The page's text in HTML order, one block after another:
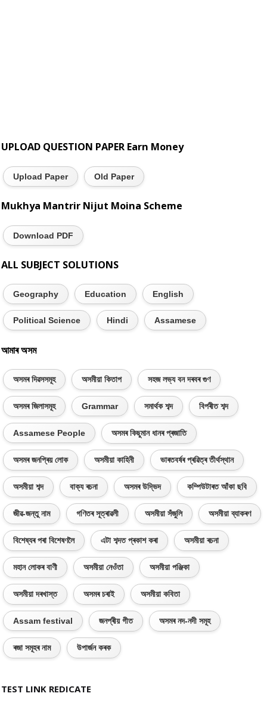
UPLOAD QUESTION PAPER Earn Money
Upload Paper Old Paper
Mukhya Mantrir Nijut Moina Scheme
Download PDF
ALL SUBJECT SOLUTIONS
Geography Education English
Political Science Hindi Assamese
আমাৰ অসম
অসমৰ দিৱসসমূহ অসমীয়া কিতাপ সহজ লভ্য বন দৰবৰ গুণ
অসমৰ জিলাসমূহ Grammar সমাৰ্থক শব্দ বিপৰীত শব্দ
Assamese People অসমৰ কিছুমান ধানৰ প্ৰজাতি
অসমৰ জনপ্ৰিয় লোক অসমীয়া কাহিনী ভাৰতবৰ্ষৰ প্ৰৱিত্ৰ তীৰ্থস্থান
অসমীয়া শব্দ বাক্য ৰচনা অসমৰ উদ্ভিদ কম্পিউটাৰত আঁকা ছবি
জীৱ-জন্তু নাম গণিতৰ সূত্ৰাৱলী অসমীয়া সঁজুলি অসমীয়া ব্যাকৰণ
বিশেষ্যৰ পৰা বিশেষণলৈ এটা শব্দত প্ৰকাশ কৰা অসমীয়া ৰচনা
মহান লোকৰ বাণী অসমীয়া নেওঁতা অসমীয়া পঞ্জিকা
অসমীয়া দৰখাস্ত অসমৰ চৰাই অসমীয়া কবিতা
Assam festival জনপ্ৰীয় গীত অসমৰ নদ-নদী সমূহ
ৰজা সমূহৰ নাম উপাৰ্জন কৰক
TEST LINK REDICATE